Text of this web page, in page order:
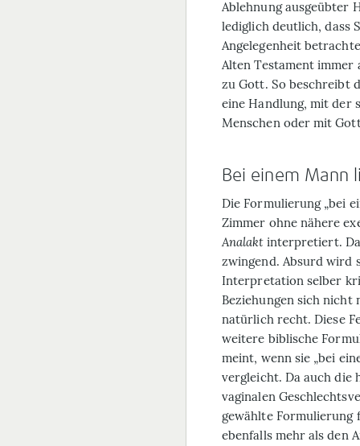
Ablehnung ausgeübter
lediglich deutlich, dass
Angelegenheit
Alten Testament immer
zu Gott. So beschreibt
eine Handlung, mit der
Menschen oder mit
Bei einem Mann
Die Formulierung „bei
Zimmer ohne nähere
Analaktinterpretiert.
zwingend. Absurd wird
Interpretation selber
Beziehungen sich nicht
natürlich recht. Diese
weitere biblische
meint, wenn sie „bei
vergleicht. Da auch die
vaginalen
gewählte Formulierung
ebenfalls mehr als den